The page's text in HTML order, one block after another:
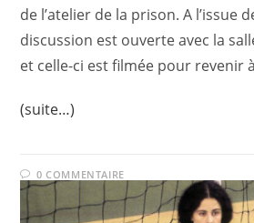
de l’atelier de la prison. A l’issue
discussion est ouverte avec la
et celle-ci est filmée pour revenir
(suite…)
0 COMMENTAIRE